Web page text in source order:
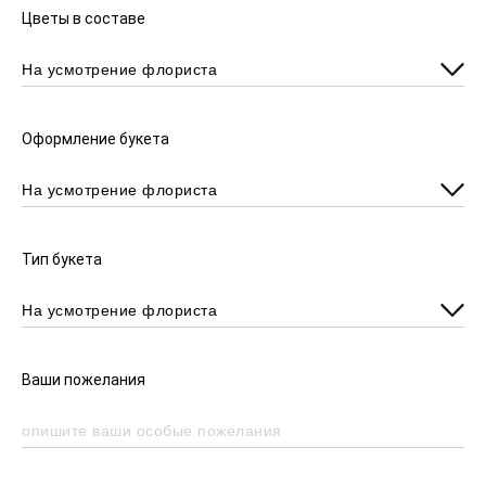
Цветы в составе
Оформление букета
Тип букета
Ваши пожелания